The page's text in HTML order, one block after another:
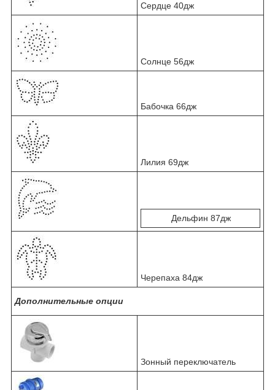
Сердце 40дж
Солнце 56дж
Бабочка 66дж
Лилия 69дж
Дельфин 87дж
Черепаха 84дж
Дополнительные опции
Зонный переключатель